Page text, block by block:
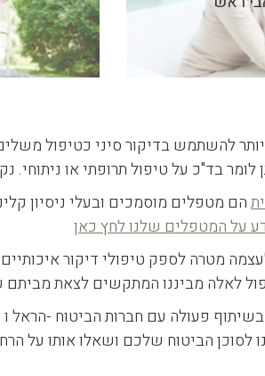
להשתמש בדיקור סיני כטיפול
לומר בד"כ על טיפול תרופתי או ניתוחי.
הם מטפלים מוסמכים ובעלי ניסיון
על המטפלים שלנו לחץ כאן
מטרה לספק טיפולי דיקור איכותיים
לאלה מביננו המתקשים לצאת מביתם
פעולה עם חברות הביטוח -הראל
לסוכן הביטוח שלכם ושאלו אותו על